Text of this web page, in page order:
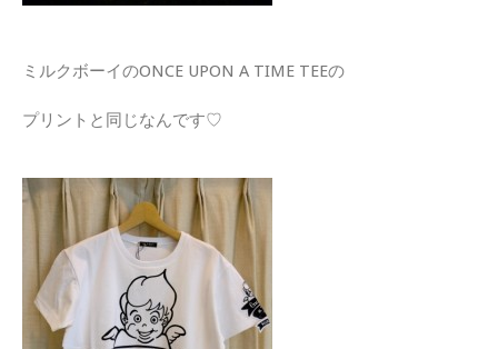
ミルクボーイのONCE UPON A TIME TEEの
プリントと同じなんです♡